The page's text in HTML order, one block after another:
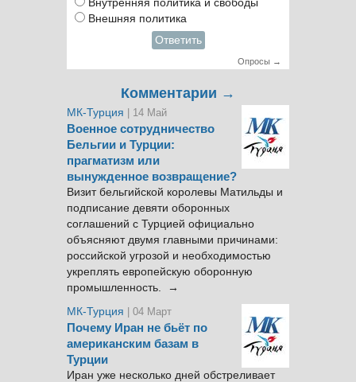
Внутренняя политика и свободы
Внешняя политика
Ответить
Опросы →
Комментарии →
МК-Турция | 14 Май
Военное сотрудничество
Бельгии и Турции:
прагматизм или
вынужденное возвращение?
Визит бельгийской королевы Матильды и
подписание девяти оборонных
соглашений с Турцией официально
объясняют двумя главными причинами:
российской угрозой и необходимостью
укреплять европейскую оборонную
промышленность. →
МК-Турция
| 04 Март
Почему Иран не бьёт по
американским базам в
Турции
Иран уже несколько дней обстреливает